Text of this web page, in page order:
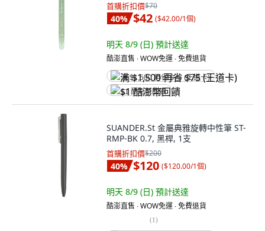
首購折扣價$70
40% $42 ($42.00/1個)
明天 8/9 (日) 預計送達
酷澎直售 ∙ WOW免運 ∙ 免費退貨
满 $1,500 再省 $75 (王道卡)
$1 酷澎幣回饋
SUANDER.St 金屬典雅旋轉中性筆 ST-
RMP-BK 0.7, 黑桿, 1支
首購折扣價$200
40% $120 ($120.00/1個)
明天 8/9 (日) 預計送達
酷澎直售 ∙ WOW免運 ∙ 免費退貨
(1)